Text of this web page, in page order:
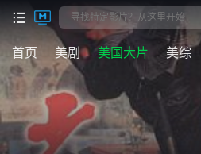
首页 美剧 美国大片 美综